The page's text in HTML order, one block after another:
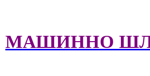
МАШИННО